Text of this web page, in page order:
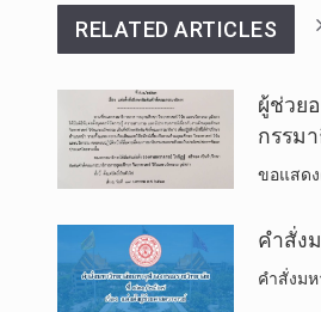
RELATED ARTICLES
ผู้ช่วย
กรรม
ขอแสดง
คำสั่ง
คำสั่งม